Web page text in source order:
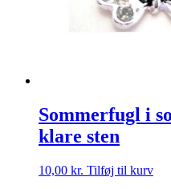
Sommerfugl i
klare sten
10,00 kr. Tilføj til kurv